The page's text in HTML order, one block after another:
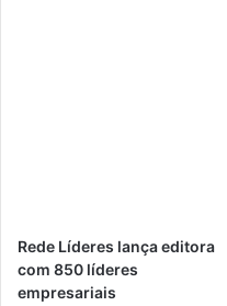
Rede Líderes lança editora
com 850 líderes
empresariais